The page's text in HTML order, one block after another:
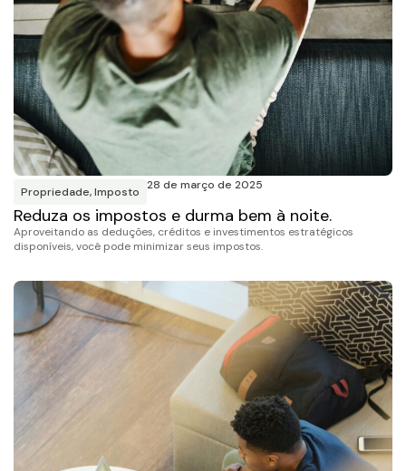
Propriedade,Imposto 28 de março de 2025
Reduza os impostos e durma bem à noite.
Aproveitando as deduções, créditos e investimentos estratégicos
disponíveis, você pode minimizar seus impostos.